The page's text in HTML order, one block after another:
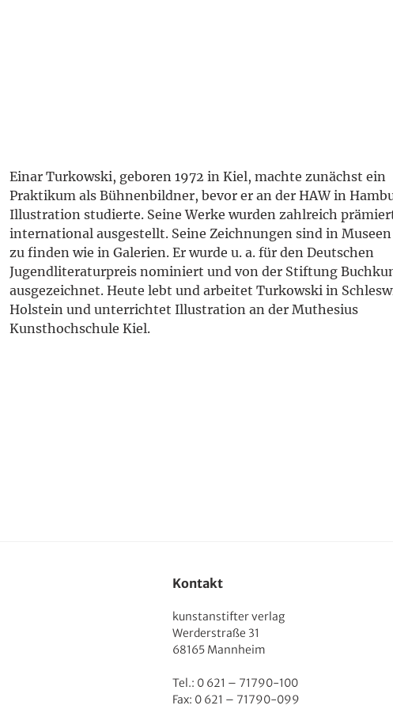
Einar Turkowski, geboren 1972 in Kiel, machte zunächst ein
Praktikum als Bühnenbildner, bevor er an der HAW in
Illustration studierte. Seine Werke wurden zahlreich
international ausgestellt. Seine Zeichnungen sind in Museen
zu finden wie in Galerien. Er wurde u. a. für den Deutschen
Jugendliteraturpreis nominiert und von der Stiftung
ausgezeichnet. Heute lebt und arbeitet Turkowski in
Holstein und unterrichtet Illustration an der Muthesius
Kunsthochschule Kiel.
Kontakt
kunstanstifter verlag
Werderstraße 31
68165 Mannheim
Tel.: 0 621 – 71790-100
Fax: 0 621 – 71790-099